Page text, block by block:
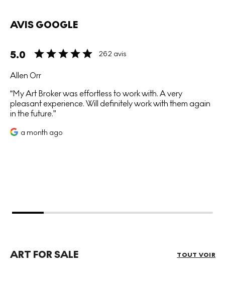
AVIS GOOGLE
5.0 262 avis
Allen Orr
My Art Broker was effortless to work with. A very
pleasant experience. Will definitely work with them again
in the future.
a month ago
ART FOR SALE TOUT VOIR